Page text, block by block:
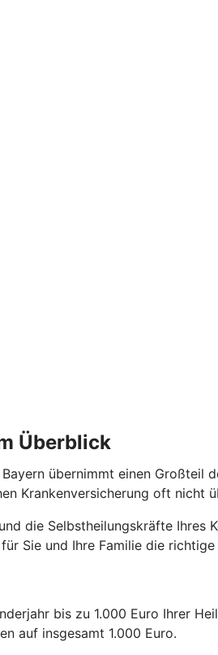
Überblick
übernimmt einen Großteil
Krankenversicherung oft nicht
die Selbstheilungskräfte Ihres
Sie und Ihre Familie die
bis zu 1.000 Euro Ihrer
auf insgesamt 1.000 Euro.